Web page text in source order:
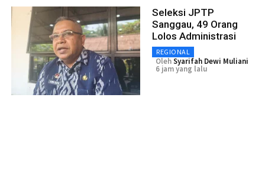
Seleksi JPTP
Sanggau, 49 Orang
Lolos Administrasi
REGIONAL
OlehSyarifah Dewi Muliani
6 jam yang lalu